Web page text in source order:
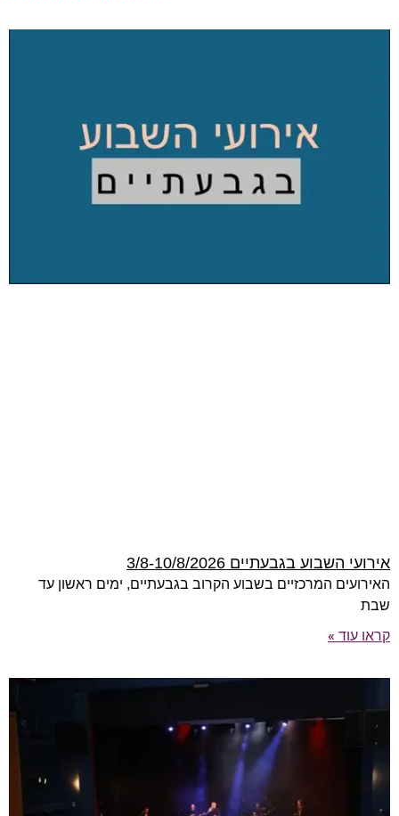
אירועי השבוע בגבעתיים 3/8-10/8/2026
האירועים המרכזיים בשבוע הקרוב בגבעתיים, ימים ראשון עד
שבת
קראו עוד »